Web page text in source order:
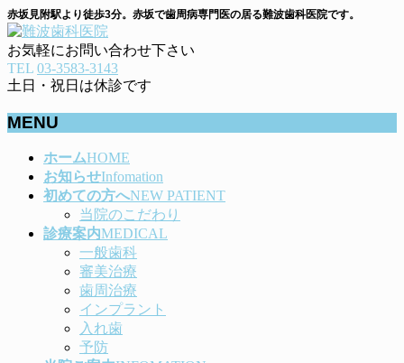
赤坂見附駅より徒歩3分。赤坂で歯周病専門医の居る難波歯科医院です。
お気軽にお問い合わせ下さい
TEL 03-3583-3143
土日・祝日は休診です
MENU
ホームHOME
お知らせInfomation
初めての方へNEW PATIENT
当院のこだわり
診療案内MEDICAL
一般歯科
審美治療
歯周治療
インプラント
入れ歯
予防